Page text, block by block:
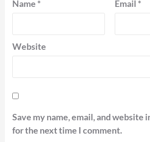
Name * Email *
Website
Save my name, email, and website
for the next time I comment.